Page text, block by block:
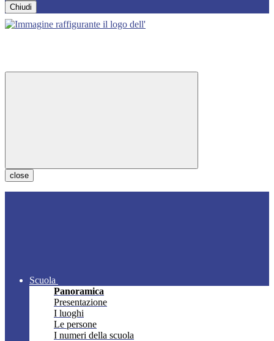
Chiudi
close
Scuola
Panoramica
Presentazione
I luoghi
Le persone
I numeri della scuola